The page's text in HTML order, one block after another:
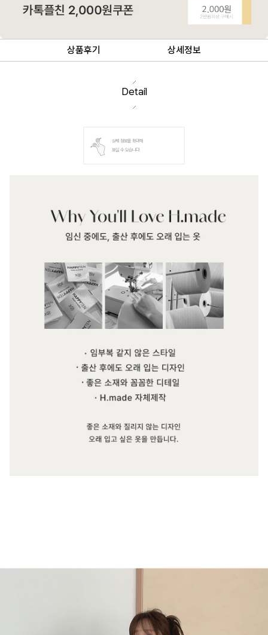
상품후기 상세정보
Detail
상세 정보를 확대해
보실 수 있습니다.